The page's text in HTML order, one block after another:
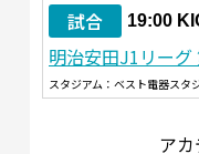
試合
19:00
明治安田J1リーグ
スタジアム：ベスト電器スタ
ア